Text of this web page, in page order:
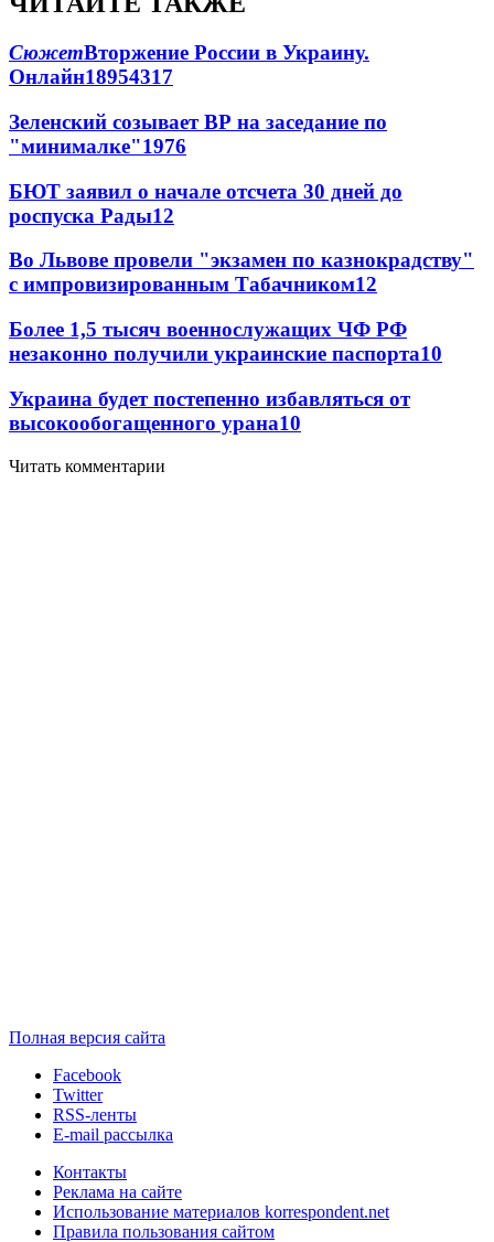
СюжетВторжение России в Украину.
Онлайн18954317
Зеленский созывает ВР на заседание по
"минималке"1976
БЮТ заявил о начале отсчета 30 дней до
роспуска Рады12
Во Львове провели "экзамен по казнокрадству"
с импровизированным Табачником12
Более 1,5 тысяч военнослужащих ЧФ РФ
незаконно получили украинские паспорта10
Украина будет постепенно избавляться от
высокообогащенного урана10
Читать комментарии
Полная версия сайта
Facebook
Twitter
RSS-ленты
E-mail рассылка
Контакты
Реклама на сайте
Использование материалов korrespondent.net
Правила пользования сайтом